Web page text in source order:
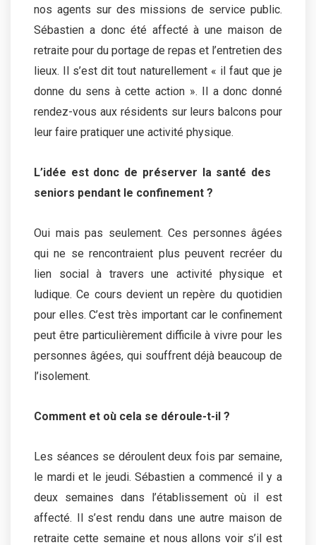
nos agents sur des missions de service public.
Sébastien a donc été affecté à une maison de
retraite pour du portage de repas et l’entretien des
lieux. Il s’est dit tout naturellement « il faut que je
donne du sens à cette action ». Il a donc donné
rendez-vous aux résidents sur leurs balcons pour
leur faire pratiquer une activité physique.
L’idée est donc de préserver la santé des
seniors pendant le confinement ?
Oui mais pas seulement. Ces personnes âgées
qui ne se rencontraient plus peuvent recréer du
lien social à travers une activité physique et
ludique. Ce cours devient un repère du quotidien
pour elles. C’est très important car le confinement
peut être particulièrement difficile à vivre pour les
personnes âgées, qui souffrent déjà beaucoup de
l’isolement.
Comment et où cela se déroule-t-il ?
Les séances se déroulent deux fois par semaine,
le mardi et le jeudi. Sébastien a commencé il y a
deux semaines dans l’établissement où il est
affecté. Il s’est rendu dans une autre maison de
retraite cette semaine et nous allons voir s’il est